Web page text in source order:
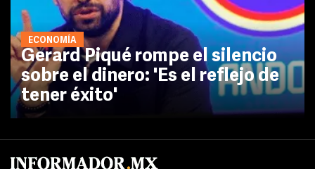
ECONOMÍA
Gerard Piqué rompe el silencio
sobre el dinero: 'Es el reflejo de
tener éxito'